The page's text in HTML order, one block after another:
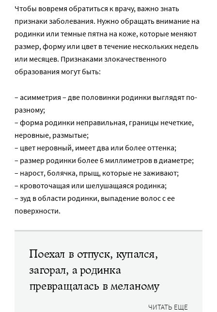
Чтобы вовремя обратиться к врачу, важно знать
признаки заболевания. Нужно обращать внимание на
родинки или темные пятна на коже, которые меняют
размер, форму или цвет в течение нескольких недель
или месяцев. Признаками злокачественного
образования могут быть:
– асимметрия – две половинки родинки выглядят по-
разному;
– форма родинки неправильная, границы нечеткие,
неровные, размытые;
– цвет неровный, имеет два или более оттенка;
– размер родинки более 6 миллиметров в диаметре;
– нарост, болячка, прыщ, которые не заживают;
– кровоточащая или шелушащаяся родинка;
– зуд в области родинки, выпадение волос с ее
поверхности.
Поехал в отпуск, купался,
загорал, а родинка
превращалась в меланому
ЧИТАТЬ ЕЩЕ